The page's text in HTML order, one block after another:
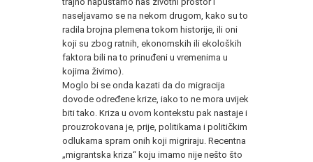
naseljavamo se na nekom drugom, kako su to
radila brojna plemena tokom historije, ili oni
koji su zbog ratnih, ekonomskih ili ekoloških
faktora bili na to prinuđeni u vremenima u
kojima živimo).
Moglo bi se onda kazati da do migracija
dovode određene krize, iako to ne mora uvijek
biti tako. Kriza u ovom kontekstu pak nastaje i
prouzrokovana je, prije, politikama i političkim
odlukama spram onih koji migriraju. Recentna
„migrantska kriza“ koju imamo nije nešto što